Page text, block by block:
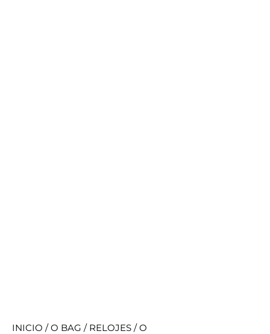
INICIO /O BAG / RELOJES /O